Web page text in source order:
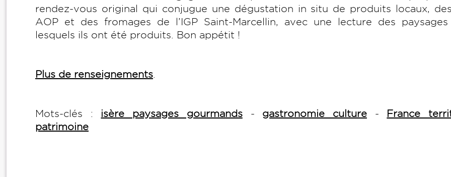
rendez-vous original qui conjugue une dégustation in situ de produits locaux,
AOP et des fromages de l’IGP Saint-Marcellin, avec une lecture des paysages
lesquels ils ont été produits. Bon appétit !
Plus de renseignements
Mots-clés : isère paysages gourmands- gastronomie culture- France
patrimoine